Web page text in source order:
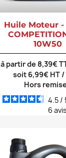
Huile Moteur -
10W50
à partir de 8,39€
soit 6,99€ HT
Hors
4.5 /
6avis